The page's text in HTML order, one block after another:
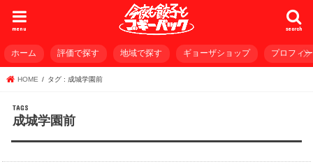
search
menu
ホーム 評価で探す 地域で探す ギョーザショップ プロフィ
HOME タグ : 成城学園前
成城学園前